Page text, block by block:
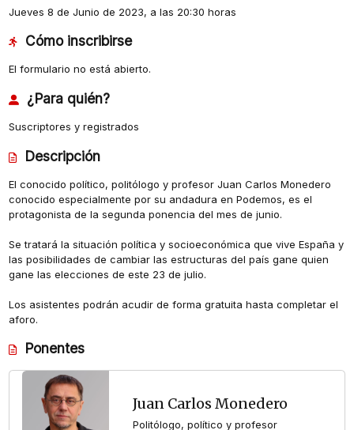
Jueves 8 de Junio de 2023, a las 20:30 horas
Cómo inscribirse
El formulario no está abierto.
¿Para quién?
Suscriptores y registrados
Descripción
El conocido político, politólogo y profesor Juan Carlos Monedero
conocido especialmente por su andadura en Podemos, es el
protagonista de la segunda ponencia del mes de junio.
Se tratará la situación política y socioeconómica que vive España y
las posibilidades de cambiar las estructuras del país gane quien
gane las elecciones de este 23 de julio.
Los asistentes podrán acudir de forma gratuita hasta completar el
aforo.
Ponentes
Juan Carlos Monedero
Politólogo, político y profesor